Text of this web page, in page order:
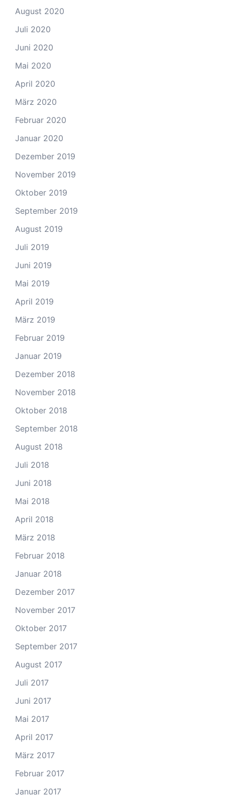
August 2020
Juli 2020
Juni 2020
Mai 2020
April 2020
März 2020
Februar 2020
Januar 2020
Dezember 2019
November 2019
Oktober 2019
September 2019
August 2019
Juli 2019
Juni 2019
Mai 2019
April 2019
März 2019
Februar 2019
Januar 2019
Dezember 2018
November 2018
Oktober 2018
September 2018
August 2018
Juli 2018
Juni 2018
Mai 2018
April 2018
März 2018
Februar 2018
Januar 2018
Dezember 2017
November 2017
Oktober 2017
September 2017
August 2017
Juli 2017
Juni 2017
Mai 2017
April 2017
März 2017
Februar 2017
Januar 2017